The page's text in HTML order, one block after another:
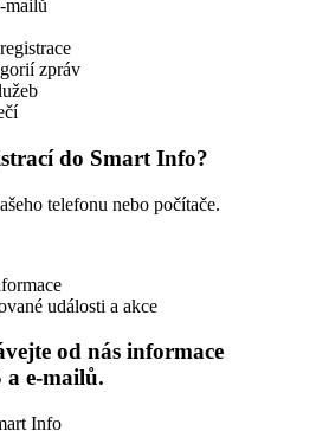
mailů
zpráv
do Smart Info?
telefonu nebo počítače.
události a akce
od nás informace
e-mailů.
Info